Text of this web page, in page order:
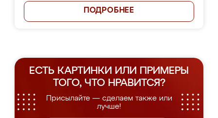
ПОДРОБНЕЕ
ЕСТЬ КАРТИНКИ ИЛИ ПРИМЕРЫ
ТОГО, ЧТО НРАВИТСЯ?
Присылайте — сделаем также или
лучше!